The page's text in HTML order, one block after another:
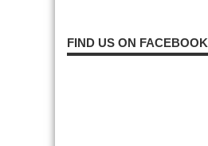
FIND US ON FACEBOOK